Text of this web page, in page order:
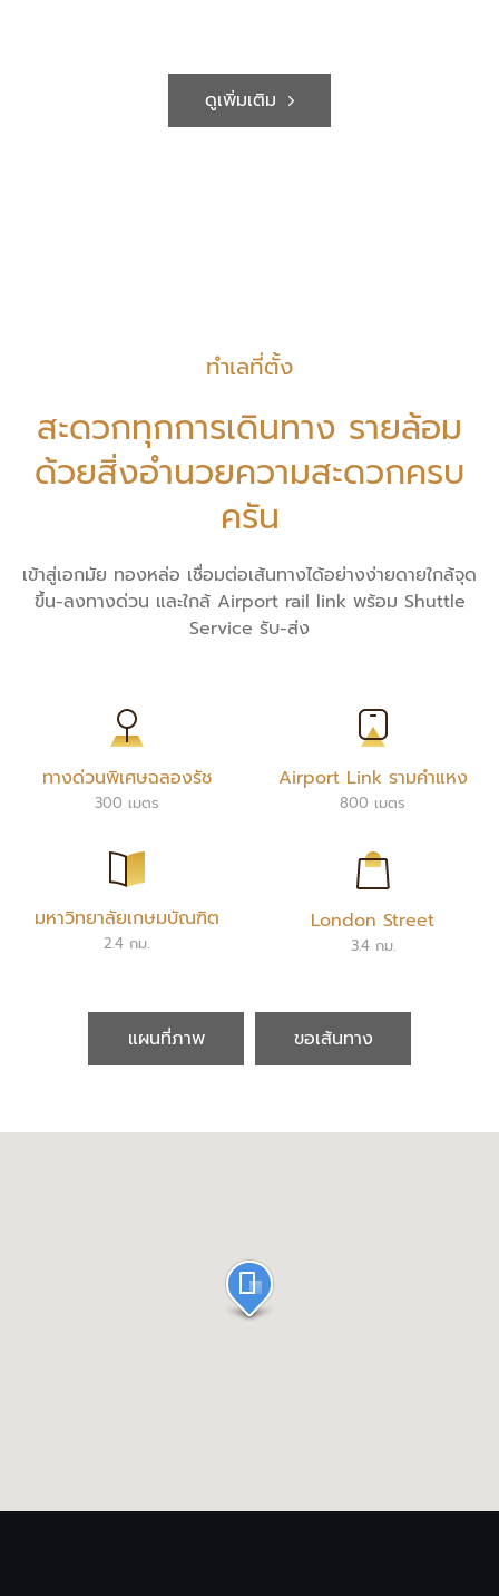
ดูเพิ่มเติม
ทำเลที่ตั้ง
สะดวกทุกการเดินทาง รายล้อม
ด้วยสิ่งอำนวยความสะดวกครบ
ครัน
เข้าสู่เอกมัย ทองหล่อ เชื่อมต่อเส้นทางได้อย่างง่ายดายใกล้จุด
ขึ้น-ลงทางด่วน และใกล้ Airport rail link พร้อม Shuttle
Service รับ-ส่ง
ทางด่วนพิเศษฉลองรัช
300 เมตร
Airport Link รามคำแหง
800 เมตร
มหาวิทยาลัยเกษมบัณฑิต
2.4 กม.
London Street
3.4 กม.
แผนที่ภาพ ขอเส้นทาง